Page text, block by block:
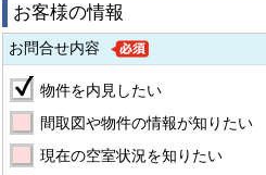
お客様の情報
お問合せ内容
物件を内見したい
間取図や物件の情報が知りたい
現在の空室状況を知りたい